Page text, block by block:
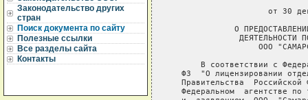
Законодательство других
стран
Поиск документа по сайту
Полезные ссылки
Все разделы сайта
Контакты
от 30
О
ДЕЯТЕЛЬНОСТИ
ООО
В соответствии с
ФЗ  "О лицензировании
Правительства  Российской
Федеральном  агентстве по